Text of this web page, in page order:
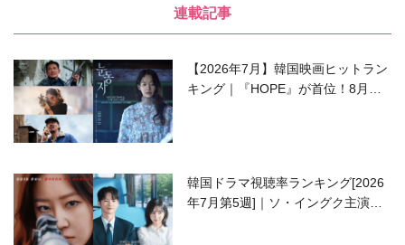
連載記事
【2026年7月】韓国映画ヒットラン
キング｜『HOPE』が首位！8月公
韓国ドラマ視聴率ランキング[2026
年7月第5週]｜ソ・イングク主演の